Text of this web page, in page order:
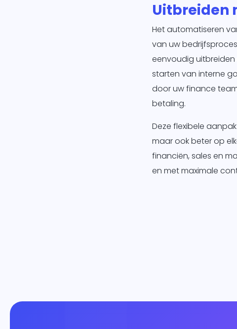
Uitbreiden
Het automatiseren
van uw
eenvoudig
starten van interne
door uw finance
betaling.
Deze flexibele
maar ook beter op
financiën, sales en
en met maximale